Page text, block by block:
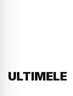
ULTIMELE